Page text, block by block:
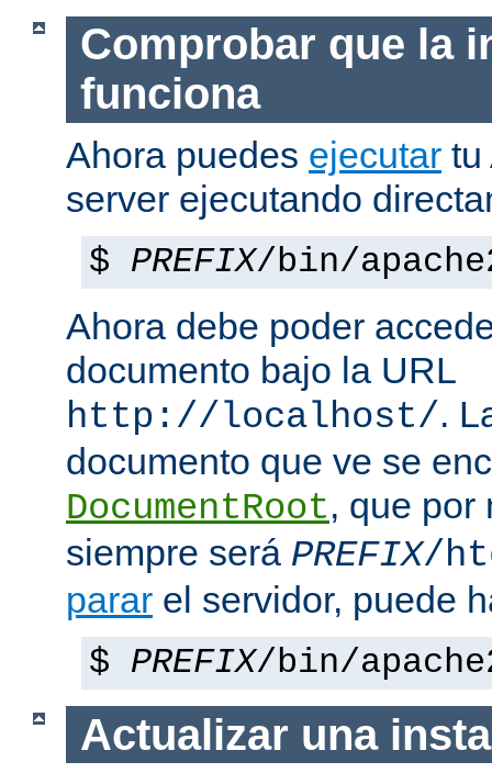
Comprobar que la
funciona
Ahora puedes ejecutar tu
server ejecutando
$ PREFIX/bin/
Ahora debe poder
documento bajo la URL
http://localhost/.
documento que ve se
DocumentRoot, que por
siempre será PREFIX/
parar el servidor, puede
$ PREFIX/bin/
Actualizar una